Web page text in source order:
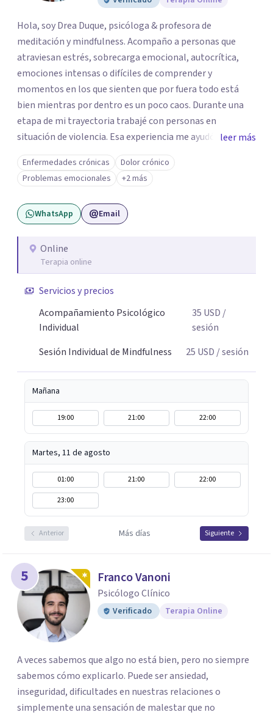
Hola, soy Drea Duque, psicóloga & profesora de
meditación y mindfulness. Acompaño a personas que
atraviesan estrés, sobrecarga emocional, autocrítica,
emociones intensas o difíciles de comprender y
momentos en los que sienten que por fuera todo está
bien mientras por dentro es un poco caos. Durante una
etapa de mi trayectoria trabajé con personas en
situación de violencia. Esa experiencia me ayudó a
comprender de cerca cómo el miedo, la culpa, la pérdida
de autonomía, la hipervigilancia y otras respuestas
vinculadas a este tipo de experiencias pueden afectar la
relación de una persona consigo misma, con su cuerpo y
con otrxs. Esta experiencia forma parte de la mirada
intención es ofrecerte un espacio cercano y directo,
donde no tengas que llegar con todo claro ni explicar
que está ocurriendo ahora, comprenderlo y encontrar
herramientas que tengan sentido para tu vida real. No
prometo calma perfecta ni respuestas instantáneas;
te ocurre y relacionarte de otra manera con tus
emociones, pensamientos y experiencias.
leer más
Enfermedades crónicas
Dolor crónico
Problemas emocionales
+2 más
WhatsApp Email
Online
Terapia online
Servicios y precios
Acompañamiento Psicológico
Individual
35 USD /
sesión
Sesión Individual de Mindfulness
25 USD / sesión
Mañana
19:00 21:00 22:00
Martes, 11 de agosto
01:00 21:00
22:00
23:00
Anterior Más días Siguiente
5 Franco Vanoni
Psicólogo Clínico
Verificado Terapia Online
A veces sabemos que algo no está bien, pero no siempre
sabemos cómo explicarlo. Puede ser ansiedad,
inseguridad, dificultades en nuestras relaciones o
simplemente una sensación de malestar que no